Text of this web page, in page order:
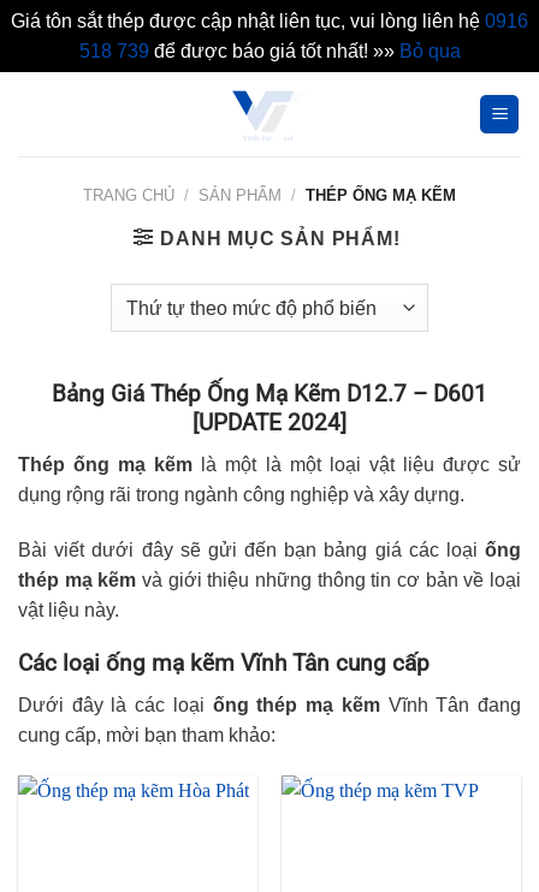
Giá tôn sắt thép được cập nhật liên tục, vui lòng liên hệ 0916
518 739 để được báo giá tốt nhất! »» Bỏ qua
TRANG CHỦ / SẢN PHẨM / THÉP ỐNG MẠ KẼM
DANH MỤC SẢN PHẨM!
Bảng Giá Thép Ống Mạ Kẽm D12.7 – D601
[UPDATE 2024]
Thép ống mạ kẽm là một là một loại vật liệu được sử
dụng rộng rãi trong ngành công nghiệp và xây dựng.
Bài viết dưới đây sẽ gửi đến bạn bảng giá các loại ống
thép mạ kẽm và giới thiệu những thông tin cơ bản về loại
vật liệu này.
Các loại ống mạ kẽm Vĩnh Tân cung cấp
Dưới đây là các loại ống thép mạ kẽmVĩnh Tân đang
cung cấp, mời bạn tham khảo: